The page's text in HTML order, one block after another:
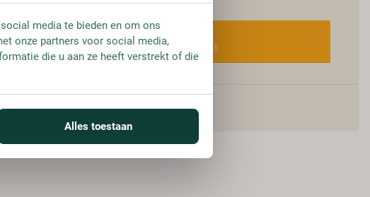
FLES
€ 17,45
media te bieden en om ons
onze partners voor social media,
die u aan ze heeft verstrekt of die
Alles toestaan